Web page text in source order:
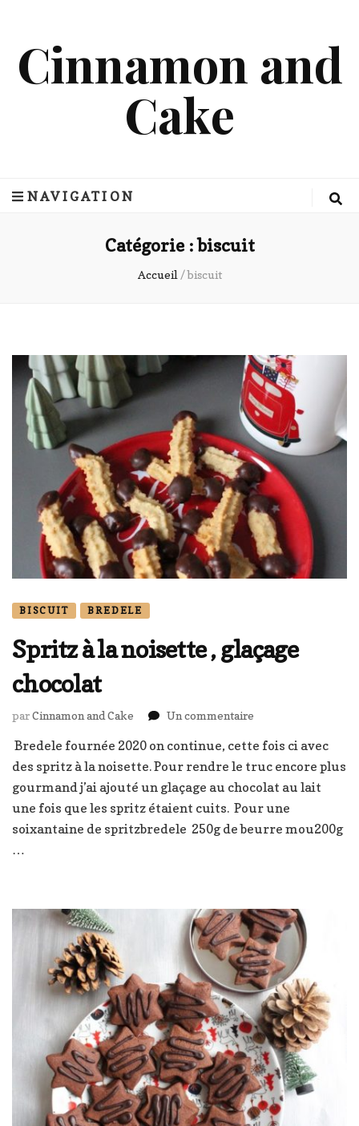
Cinnamon and
Cake
NAVIGATION
Catégorie :biscuit
Accueil /biscuit
BISCUIT BREDELE
Spritz à la noisette , glaçage
chocolat
parCinnamon and Cake Un commentaire
à
la
noisette
glaçage
chocolat
Bredele fournée 2020 on continue, cette fois ci avec
des spritz à la noisette. Pour rendre le truc encore plus
gourmand j’ai ajouté un glaçage au chocolat au lait
une fois que les spritz étaient cuits. Pour une
soixantaine de spritzbredele 250g de beurre mou200g
…